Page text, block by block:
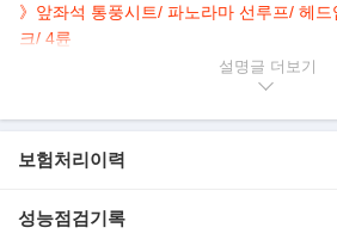
》앞좌석 통풍시트/ 파노라마 선루프/ 헤
크/ 4륜
》딜러 본인이 직접 촬영한 실매물 차량입
》인기차종& 풀옵션& 짧은주행& 착한가
을 조금이나마 피하실수 있습니다.
설명글
보험처리이력
성능점검기록